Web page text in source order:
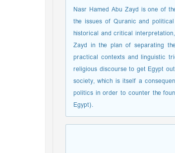
Nasr Hamed Abu Zayd is one of
the issues of Quranic and
historical and critical
Zayd in the plan of separating
practical contexts and linguistic
religious discourse to get Egypt
society, which is itself a
politics in order to counter the
Egypt).